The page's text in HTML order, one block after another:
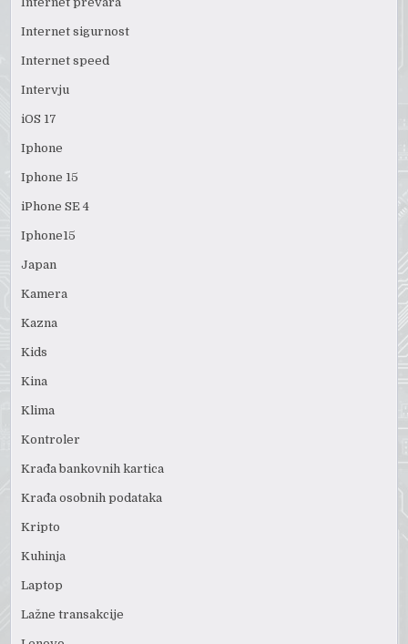
Internet sigurnost
Internet speed
Intervju
iOS 17
Iphone
Iphone 15
iPhone SE 4
Iphone15
Japan
Kamera
Kazna
Kids
Kina
Klima
Kontroler
Krađa bankovnih kartica
Krađa osobnih podataka
Kripto
Kuhinja
Laptop
Lažne transakcije